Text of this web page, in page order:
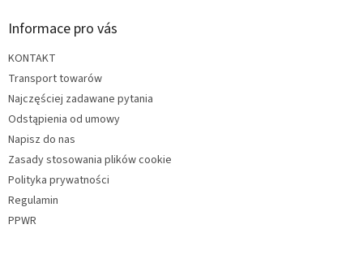
Informace pro vás
KONTAKT
Transport towarów
Najczęściej zadawane pytania
Odstąpienia od umowy
Napisz do nas
Zasady stosowania plików cookie
Polityka prywatności
Regulamin
PPWR